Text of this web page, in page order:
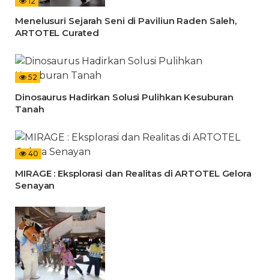
Menelusuri Sejarah Seni di Paviliun Raden Saleh,
ARTOTEL Curated
52
Dinosaurus Hadirkan Solusi Pulihkan Kesuburan
Tanah
40
MIRAGE : Eksplorasi dan Realitas di ARTOTEL Gelora
Senayan